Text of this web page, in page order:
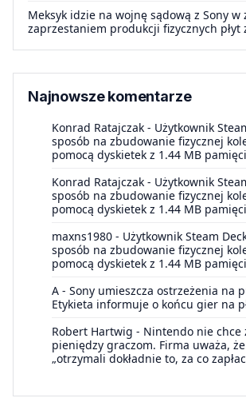
Meksyk idzie na wojnę sądową z Sony w
zaprzestaniem produkcji fizycznych płyt
Najnowsze komentarze
Konrad Ratajczak - Użytkownik
sposób na zbudowanie fizycznej
pomocą dyskietek z 1.44 MB pamięci
Konrad Ratajczak - Użytkownik
sposób na zbudowanie fizycznej
pomocą dyskietek z 1.44 MB pamięci
maxns1980 - Użytkownik Steam
sposób na zbudowanie fizycznej
pomocą dyskietek z 1.44 MB pamięci
A - Sony umieszcza ostrzeżenia na
Etykieta informuje o końcu gier na
Robert Hartwig - Nintendo nie chce
pieniędzy graczom. Firma uważa,
„otrzymali dokładnie to, za co